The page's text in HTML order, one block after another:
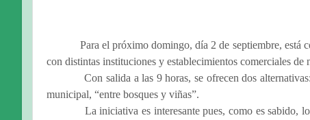
Para el próximo domingo, día 2 de septiembre,
con distintas instituciones y establecimientos comerciales de
Con salida a las 9 horas, se ofrecen dos
municipal, “entre bosques y viñas”.
La iniciativa es interesante pues, como es sabido,